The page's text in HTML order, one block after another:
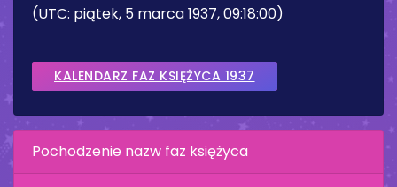
(UTC: piątek, 5 marca 1937, 09:18:00)
KALENDARZ FAZ KSIĘŻYCA 1937
Pochodzenie nazw faz księżyca